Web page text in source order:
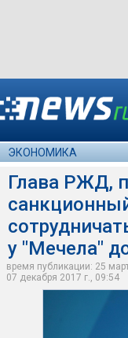
ЭКОНОМИКА
Глава РЖД,
у "Мечела"
время публикации: 25
07 декабря 2017 г., 09:54